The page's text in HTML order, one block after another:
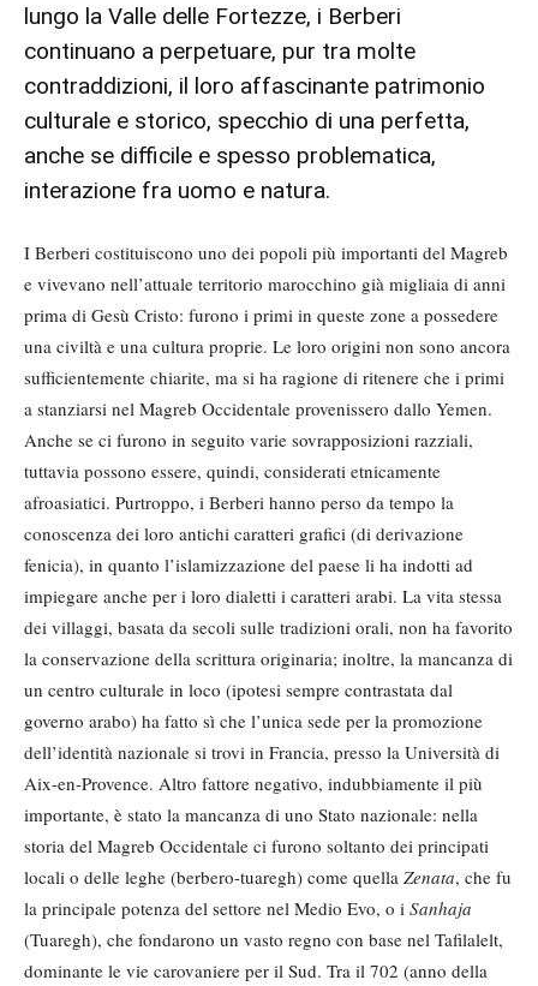
lungo la Valle delle Fortezze, i Berberi
continuano a perpetuare, pur tra molte
contraddizioni, il loro affascinante patrimonio
culturale e storico, specchio di una perfetta,
anche se difficile e spesso problematica,
interazione fra uomo e natura.
I Berberi costituiscono uno dei popoli più importanti del Magreb
e vivevano nell’attuale territorio marocchino già migliaia di anni
prima di Gesù Cristo: furono i primi in queste zone a possedere
una civiltà e una cultura proprie. Le loro origini non sono ancora
sufficientemente chiarite, ma si ha ragione di ritenere che i primi
a stanziarsi nel Magreb Occidentale provenissero dallo Yemen.
Anche se ci furono in seguito varie sovrapposizioni razziali,
tuttavia possono essere, quindi, considerati etnicamente
afroasiatici. Purtroppo, i Berberi hanno perso da tempo la
conoscenza dei loro antichi caratteri grafici (di derivazione
fenicia), in quanto l’islamizzazione del paese li ha indotti ad
impiegare anche per i loro dialetti i caratteri arabi. La vita stessa
dei villaggi, basata da secoli sulle tradizioni orali, non ha favorito
la conservazione della scrittura originaria; inoltre, la mancanza di
un centro culturale in loco (ipotesi sempre contrastata dal
governo arabo) ha fatto sì che l’unica sede per la promozione
dell’identità nazionale si trovi in Francia, presso la Università di
Aix-en-Provence. Altro fattore negativo, indubbiamente il più
importante, è stato la mancanza di uno Stato nazionale: nella
storia del Magreb Occidentale ci furono soltanto dei principati
locali o delle leghe (berbero-tuaregh) come quella Zenata, che fu
la principale potenza del settore nel Medio Evo, o i Sanhaja
(Tuaregh), che fondarono un vasto regno con base nel Tafilalelt,
dominante le vie carovaniere per il Sud. Tra il 702 (anno della